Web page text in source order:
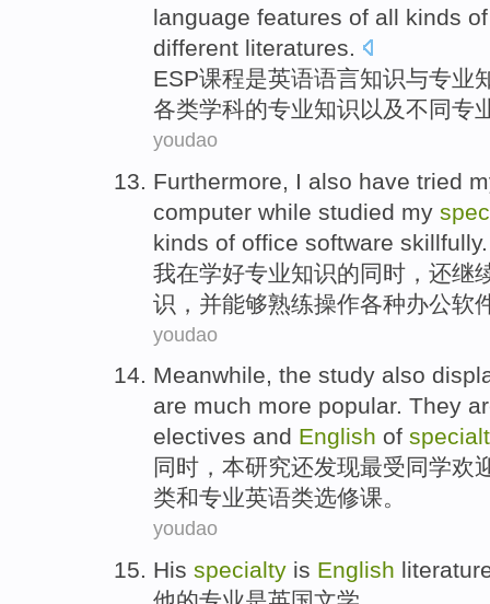
language features of all kinds
different literatures.
ESP课程是英语语言知识与专业
各类学科的专业知识 以及不同专
youdao
Furthermore , I also have tried
computer while studied my
kinds of office software skillfully.
我在学好专业知识的同时 ， 还继
识，并能够熟练操作各种办公软
youdao
Meanwhile, the study also
are much more popular. They
electives and English of
同时 ， 本研究还发现最受同学欢
类和专业英语类选修课。
youdao
His specialty is English